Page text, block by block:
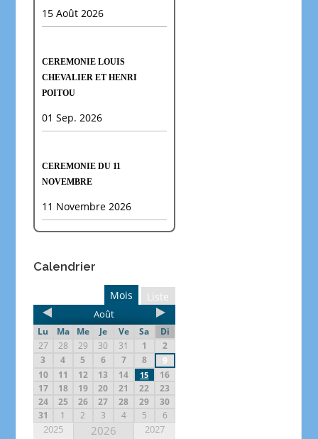
15 Août 2026
CEREMONIE LOUIS
CHEVALIER ET HENRI
POITOU
01 Sep. 2026
CEREMONIE DU 11
NOVEMBRE
11 Novembre 2026
Calendrier
Liste
Mois
Août
Lu Ma Me Je Ve Sa
Di
27
28 29 30 31 1
2
3
4 5 6 7 8
9
10
11 12 13 14 15
16
17
18 19 20 21 22
23
24
25 26 27 28 29
30
31
1 2 3 4 5 6
2025 2026 2027